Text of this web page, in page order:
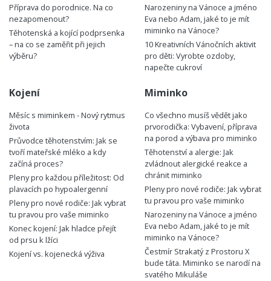
Příprava do porodnice. Na co
nezapomenout?
Těhotenská a kojící podprsenka
– na co se zaměřit při jejich
výběru?
Narozeniny na Vánoce a jméno
Eva nebo Adam, jaké to je mít
miminko na Vánoce?
10 Kreativních Vánočních aktivit
pro děti: Vyrobte ozdoby,
napečte cukroví
Kojení
Měsíc s miminkem - Nový rytmus
života
Průvodce těhotenstvím: Jak se
tvoří mateřské mléko a kdy
začíná proces?
Pleny pro každou příležitost: Od
plavacích po hypoalergenní
Pleny pro nové rodiče: Jak vybrat
tu pravou pro vaše miminko
Konec kojení: Jak hladce přejít
od prsu k lžíci
Kojení vs. kojenecká výživa
Miminko
Co všechno musíš vědět jako
prvorodička: Vybavení, příprava
na porod a výbava pro miminko
Těhotenství a alergie: Jak
zvládnout alergické reakce a
chránit miminko
Pleny pro nové rodiče: Jak vybrat
tu pravou pro vaše miminko
Narozeniny na Vánoce a jméno
Eva nebo Adam, jaké to je mít
miminko na Vánoce?
Čestmír Strakatý z Prostoru X
bude táta. Miminko se narodí na
svatého Mikuláše